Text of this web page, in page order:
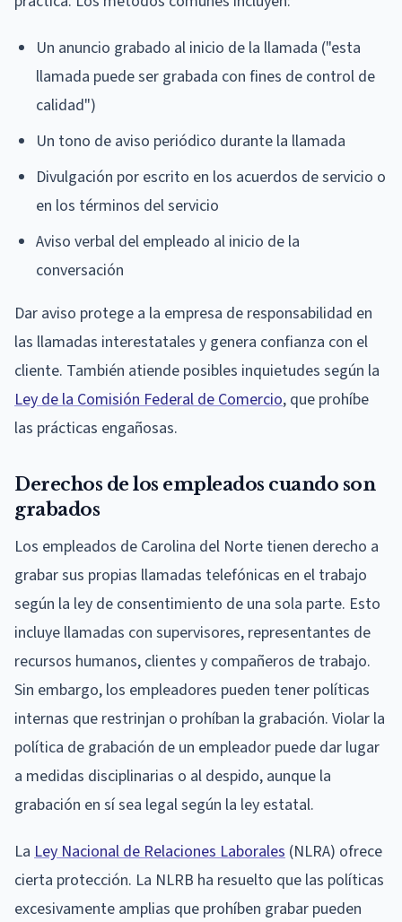
Un anuncio grabado al inicio de la llamada ("esta
llamada puede ser grabada con fines de control de
calidad")
Un tono de aviso periódico durante la llamada
Divulgación por escrito en los acuerdos de servicio o
en los términos del servicio
Aviso verbal del empleado al inicio de la
conversación
Dar aviso protege a la empresa de responsabilidad en
las llamadas interestatales y genera confianza con el
cliente. También atiende posibles inquietudes según la
Ley de la Comisión Federal de Comercio, que prohíbe
las prácticas engañosas.
Derechos de los empleados cuando son
grabados
Los empleados de Carolina del Norte tienen derecho a
grabar sus propias llamadas telefónicas en el trabajo
según la ley de consentimiento de una sola parte. Esto
incluye llamadas con supervisores, representantes de
recursos humanos, clientes y compañeros de trabajo.
Sin embargo, los empleadores pueden tener políticas
internas que restrinjan o prohíban la grabación. Violar la
política de grabación de un empleador puede dar lugar
a medidas disciplinarias o al despido, aunque la
grabación en sí sea legal según la ley estatal.
La Ley Nacional de Relaciones Laborales (NLRA) ofrece
cierta protección. La NLRB ha resuelto que las políticas
excesivamente amplias que prohíben grabar pueden